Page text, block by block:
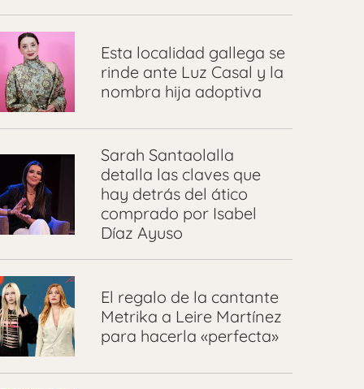
Esta localidad gallega se
rinde ante Luz Casal y la
nombra hija adoptiva
Sarah Santaolalla
detalla las claves que
hay detrás del ático
comprado por Isabel
Díaz Ayuso
El regalo de la cantante
Metrika a Leire Martínez
para hacerla «perfecta»